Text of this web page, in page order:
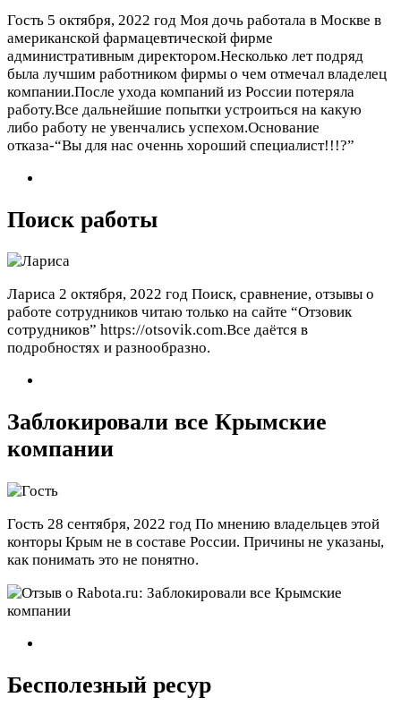
Гость 5 октября, 2022 год Моя дочь работала в Москве в
американской фармацевтической фирме
административным директором.Несколько лет подряд
была лучшим работником фирмы о чем отмечал владелец
компании.После ухода компаний из России потеряла
работу.Все дальнейшие попытки устроиться на какую
либо работу не увенчались успехом.Основание
отказа-“Вы для нас оченнь хороший специалист!!!?”
Поиск работы
Лариса 2 октября, 2022 год Поиск, сравнение, отзывы о
работе сотрудников читаю только на сайте “Отзовик
сотрудников” https://otsovik.com.Все даётся в
подробностях и разнообразно.
Заблокировали все Крымские
компании
Гость 28 сентября, 2022 год По мнению владельцев этой
конторы Крым не в составе России. Причины не указаны,
как понимать это не понятно.
Бесполезный ресур